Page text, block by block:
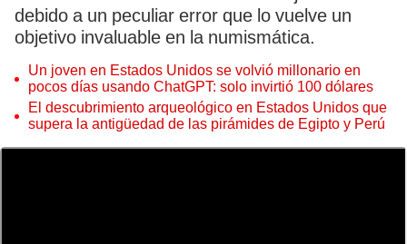
debido a un peculiar error que lo vuelve un
objetivo invaluable en la numismática.
Un joven en Estados Unidos se volvió millonario en
pocos días usando ChatGPT: solo invirtió 100 dólares
El descubrimiento arqueológico en Estados Unidos que
supera la antigüedad de las pirámides de Egipto y Perú